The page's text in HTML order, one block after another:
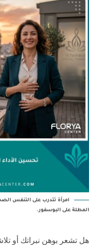
امرأة تتدرب على التنفس
المطلة على البوسفور.
هل تشعر بوهن نبراتك أو